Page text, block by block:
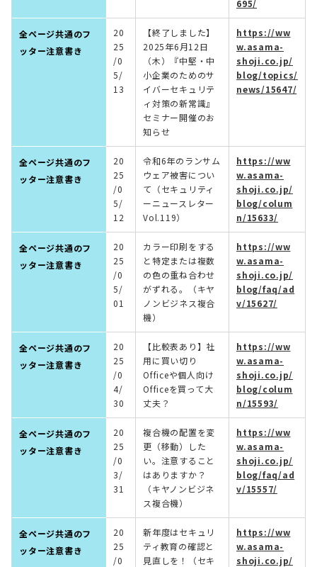
695/
全ページ共通のフ
ッター注意書き
20
25
/0
5/
13
【終了しました】
2025年6月12日
（木）『中堅・中
小企業のためのサ
イバーセキュリテ
ィ対策の新常識』
セミナー開催のお
知らせ
https://ww
w.asama-
shoji.co.jp/
blog/topics/
news/15647/
全ページ共通のフ
ッター注意書き
20
25
/0
5/
12
令和6年のランサム
ウェア被害につい
て（セキュリティ
ーニュースレター
Vol.119）
https://ww
w.asama-
shoji.co.jp/
blog/colum
n/15633/
全ページ共通のフ
ッター注意書き
20
25
/0
5/
01
カラー印刷をする
と特定または複数
の色の重ね合わせ
がずれる。（キヤ
ノンビジネス複合
機）
https://ww
w.asama-
shoji.co.jp/
blog/faq/ad
v/15627/
全ページ共通のフ
ッター注意書き
20
25
/0
4/
30
【比較表あり】社
用に買い切り
Officeや個人向け
Officeを買って大
丈夫？
https://ww
w.asama-
shoji.co.jp/
blog/colum
n/15593/
全ページ共通のフ
ッター注意書き
20
25
/0
3/
31
複合機の配置を変
更（移動）した
い。注意すること
はありますか？
（キヤノンビジネ
ス複合機）
https://ww
w.asama-
shoji.co.jp/
blog/faq/ad
v/15557/
全ページ共通のフ
ッター注意書き
20
25
/0
新年度はセキュリ
ティ教育の確認と
見直しを！（セキ
https://ww
w.asama-
shoji.co.jp/